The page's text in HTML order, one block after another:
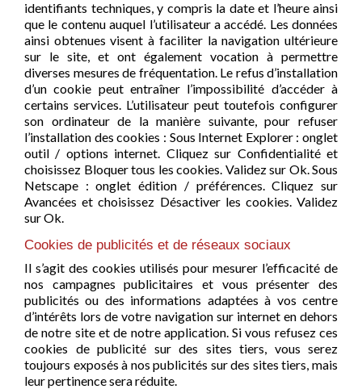
identifiants techniques, y compris la date et l’heure ainsi
que le contenu auquel l’utilisateur a accédé. Les données
ainsi obtenues visent à faciliter la navigation ultérieure
sur le site, et ont également vocation à permettre
diverses mesures de fréquentation. Le refus d’installation
d’un cookie peut entraîner l’impossibilité d’accéder à
certains services. L’utilisateur peut toutefois configurer
son ordinateur de la manière suivante, pour refuser
l’installation des cookies : Sous Internet Explorer : onglet
outil / options internet. Cliquez sur Confidentialité et
choisissez Bloquer tous les cookies. Validez sur Ok. Sous
Netscape : onglet édition / préférences. Cliquez sur
Avancées et choisissez Désactiver les cookies. Validez
sur Ok.
Cookies de publicités et de réseaux sociaux
Il s’agit des cookies utilisés pour mesurer l’efficacité de
nos campagnes publicitaires et vous présenter des
publicités ou des informations adaptées à vos centre
d’intérêts lors de votre navigation sur internet en dehors
de notre site et de notre application. Si vous refusez ces
cookies de publicité sur des sites tiers, vous serez
toujours exposés à nos publicités sur des sites tiers, mais
leur pertinence sera réduite.